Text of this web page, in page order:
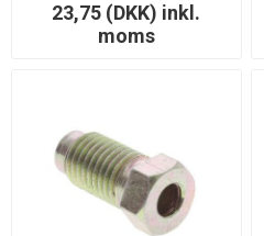
23,75 (DKK) inkl.
moms